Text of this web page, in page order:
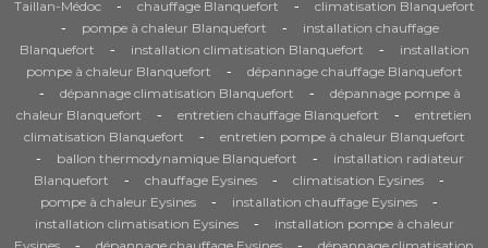
Taillan-Médoc
- chauffage Blanquefort - climatisation Blanquefort
- pompe à chaleur Blanquefort -
installation chauffage
Blanquefort
- installation climatisation Blanquefort -
installation
pompe à chaleur Blanquefort
- dépannage chauffage Blanquefort
- dépannage climatisation Blanquefort -
dépannage pompe à
chaleur Blanquefort
- entretien chauffage Blanquefort -
entretien
climatisation Blanquefort
- entretien pompe à chaleur Blanquefort
- ballon thermodynamique Blanquefort -
installation radiateur
Blanquefort
- chauffage Eysines - climatisation Eysines -
pompe à chaleur Eysines - installation chauffage Eysines -
installation climatisation Eysines -
installation pompe à chaleur